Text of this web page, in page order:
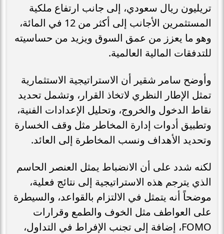
تريليون ريال سعودي، إلى جانب ارتفاع ملكية
المستثمرين الأجانب إلى أكثر من 12 في المائة،
وهو ما يعزز من عمق السوق ويزيد من حساسيته
للتدفقات المالية العالمية.
وأوضح سامر شقير أن الاستراتيجية الاستثمارية
تمثل الإطار النظري لاتخاذ القرار، وتشمل تحديد
نقاط الدخول والخروج، وتحليل الإعدادات الفنية،
وتطبيق أدوات إدارة المخاطر مثل وقف الخسارة
وتحديد الأهداف ونسب المخاطرة إلى العائد.
لكنه شدد على أن الانضباط يمثل العنصر الحاسم
الذي يترجم هذه الاستراتيجية إلى نتائج فعلية،
موضحاً أنه يتمثل في الالتزام بالقواعد، والسيطرة
على العواطف مثل الخوف والطمع وقرارات
FOMO، إضافة إلى تجنب الإفراط في التداول،